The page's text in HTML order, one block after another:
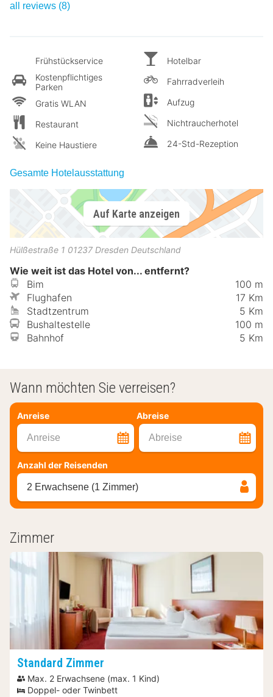
all reviews (8)
Frühstückservice
Kostenpflichtiges
Parken
Gratis WLAN
Restaurant
Keine Haustiere
Hotelbar
Fahrradverleih
Aufzug
Nichtraucherhotel
24-Std-Rezeption
Gesamte Hotelausstattung
Auf Karte anzeigen
Hülßestraße 1 01237 Dresden Deutschland
Wie weit ist das Hotel von... entfernt?
Bim
100 m
Flughafen
17 Km
Stadtzentrum
5 Km
Bushaltestelle
100 m
Bahnhof
5 Km
Wann möchten Sie verreisen?
Anreise Abreise
Anreise Abreise
Anzahl der Reisenden
2 Erwachsene (1 Zimmer)
Zimmer
Standard Zimmer
Max. 2 Erwachsene (max. 1 Kind)
Doppel- oder Twinbett